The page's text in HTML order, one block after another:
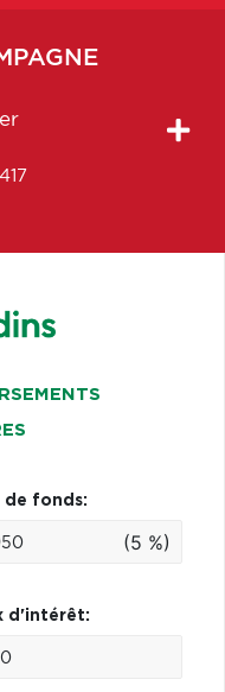
de fonds:
(5 %)
d'intérêt: